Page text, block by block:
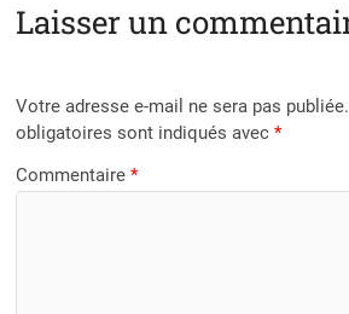
Laisser un
Votre adresse e-mail ne sera pas publiée.
obligatoires sont indiqués avec*
Commentaire*